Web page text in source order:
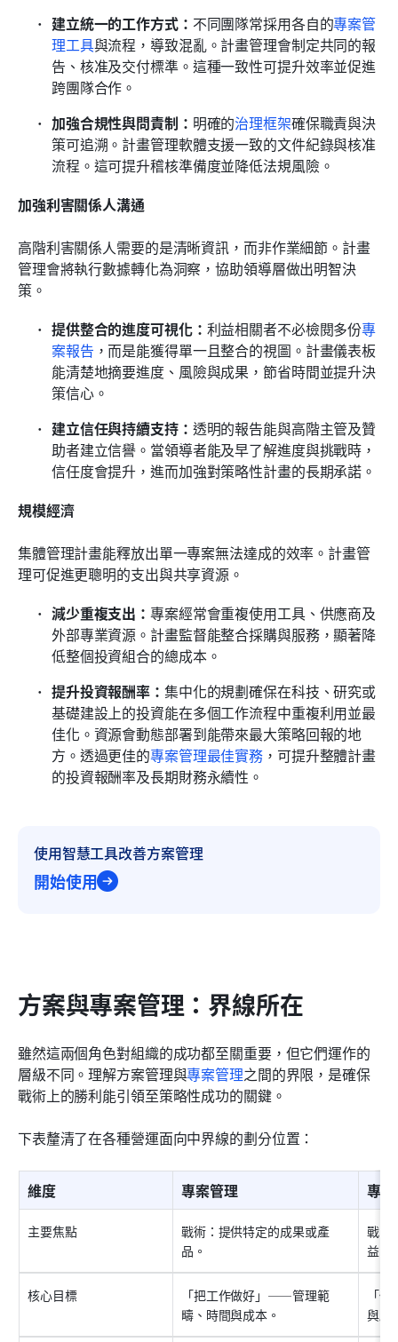
建立統一的工作方式： 不同團隊常採用各自的專案管
理工具與流程，導致混亂。計畫管理會制定共同的報
告、核准及交付標準。這種一致性可提升效率並促進
跨團隊合作。
加強合規性與問責制： 明確的治理框架確保職責與決
策可追溯。計畫管理軟體支援一致的文件紀錄與核准
流程。這可提升稽核準備度並降低法規風險。
加強利害關係人溝通
高階利害關係人需要的是清晰資訊，而非作業細節。計畫
管理會將執行數據轉化為洞察，協助領導層做出明智決
策。
提供整合的進度可視化： 利益相關者不必檢閱多份專
案報告 ，而是能獲得單一且整合的視圖。計畫儀表板
能清楚地摘要進度、風險與成果，節省時間並提升決
策信心。
建立信任與持續支持： 透明的報告能與高階主管及贊
助者建立信譽。當領導者能及早了解進度與挑戰時，
信任度會提升，進而加強對策略性計畫的長期承諾。
規模經濟
集體管理計畫能釋放出單一專案無法達成的效率。計畫管
理可促進更聰明的支出與共享資源。
減少重複支出：專案經常會重複使用工具、供應商及
外部專業資源。計畫監督能整合採購與服務，顯著降
低整個投資組合的總成本。
提升投資報酬率： 集中化的規劃確保在科技、研究或
基礎建設上的投資能在多個工作流程中重複利用並最
佳化。資源會動態部署到能帶來最大策略回報的地
方。透過更佳的專案管理最佳實務 ，可提升整體計畫
的投資報酬率及長期財務永續性。
使用智慧工具改善方案管理
開始使用
方案與專案管理：界線所在
雖然這兩個角色對組織的成功都至關重要，但它們運作的
層級不同。理解方案管理與專案管理之間的界限，是確保
戰術上的勝利能引領至策略性成功的關鍵。
下表釐清了在各種營運面向中界線的劃分位置：
維度 專案管理 專
主要焦點
戰術：提供特定的成果或產
品。
戰略
益。
核心目標
「把工作做好」——管理範
疇、時間與成本。
「
與願